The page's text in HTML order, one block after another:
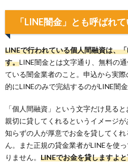
「LINE闇金」とも呼ばれ
LINEで行われている個人間融資は、
す。LINE闇金とは文字通り、無料の
ている闇金業者のこと。申込から実
的にLINEのみで完結するのがLINE闇金
「個人間融資」という文字だけ見る
親切に貸してくれるというイメージ
知らずの人が厚意でお金を貸してく
ん。また正規の貸金業者がLINEを使
りません。 LINEでお金を貸しますよ